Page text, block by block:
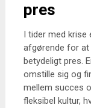
pres
I tider med krise
afgørende for at
betydeligt pres.
omstille sig og
mellem succes
fleksibel kultur,